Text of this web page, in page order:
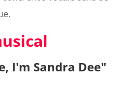
I'm Sandra Dee"